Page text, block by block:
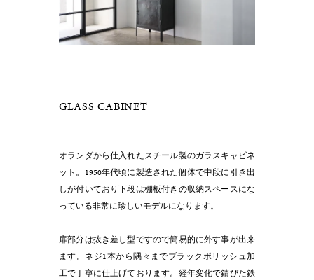
GLASS CABINET
オランダから仕入れたスチール製のガラスキャビネ
ット。1950年代頃に製造された個体で中段に引き出
しが付いており下段は棚板付きの収納スペースにな
っている非常に珍しいモデルになります。
扉部分は抜き差し型ですので簡易的に外す事が出来
ます。ネジ1本から隅々までブラックポリッシュ加
工で丁寧に仕上げております。経年変化で錆びた鉄